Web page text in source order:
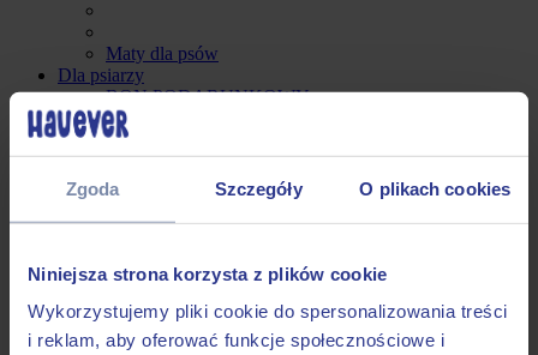
Zgoda Szczegóły O plikach cookies
Niniejsza strona korzysta z plików cookie
Wykorzystujemy pliki cookie do spersonalizowania treści
i reklam, aby oferować funkcje społecznościowe i
Maty dla psów
Dla psiarzy
BON PODARUNKOWY
Breloki
Saszetki treningowe
Etui na kupoworki
BIOworki na odchody
Smaczkopaczka
Skarpetki
Gumki do włosów Scrunchie
Dla kotów